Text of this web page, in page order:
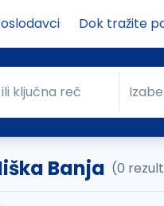
Dok tražite
ključna reč
ključna reč Grad
Banja (0